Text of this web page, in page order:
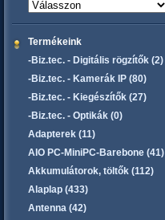
Termékeink
-Biz.tec. - Digitális rögzítők (2)
-Biz.tec. - Kamerák IP (80)
-Biz.tec. - Kiegészítők (27)
-Biz.tec. - Optikák (0)
Adapterek (11)
AIO PC-MiniPC-Barebone (41)
Akkumulátorok, töltők (112)
Alaplap (433)
Antenna (42)